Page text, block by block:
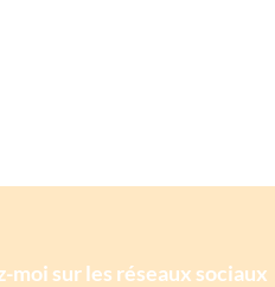
moi sur les réseaux sociaux